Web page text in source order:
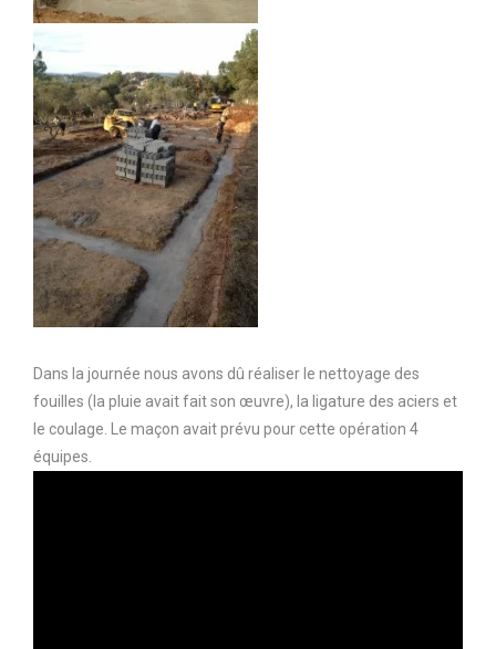
Dans la journée nous avons dû réaliser le nettoyage des
fouilles (la pluie avait fait son œuvre), la ligature des aciers et
le coulage. Le maçon avait prévu pour cette opération 4
équipes.